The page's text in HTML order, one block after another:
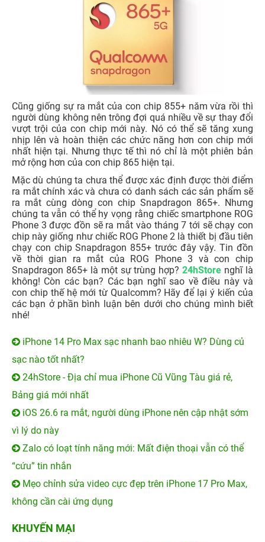
Cũng giống sự ra mắt của con chip 855+ năm vừa rồi thì
người dùng không nên trông đợi quá nhiều về sự thay đổi
vượt trội của con chip mới này. Nó có thể sẽ tăng xung
nhịp lên và hoàn thiện các chức năng hơn con chip mới
nhất hiện tại. Nhưng thực tế thì nó chỉ là một phiên bản
mở rộng hơn của con chip 865 hiện tại.
Mặc dù chúng ta chưa thể được xác định được thời điểm
ra mắt chính xác và chưa có danh sách các sản phẩm sẽ
ra mắt cùng dòng con chip Snapdragon 865+. Nhưng
chúng ta vẫn có thể hy vọng rằng chiếc smartphone ROG
Phone 3 được đồn sẽ ra mắt vào tháng 7 tới sẽ chạy con
chip này giống như chiếc ROG Phone 2 là thiết bị đầu tiên
chạy con chip Snapdragon 855+ trước đây vậy. Tin đồn
về thời gian ra mắt của ROG Phone 3 và con chip
Snapdragon 865+ là một sự trùng hợp?24hStore nghĩ là
không! Còn các bạn? Các bạn nghĩ sao về điều này và
con chip thế hệ mới từ Qualcomm? Hãy để lại ý kiến của
các bạn ở phần bình luận bên dưới cho chúng mình biết
nhé!
iPhone 14 Pro Max sạc nhanh bao nhiêu W? Dùng củ
sạc nào tốt nhất?
24hStore - Địa chỉ mua iPhone Cũ Vũng Tàu giá rẻ,
Bảng giá mới nhất
iOS 26.6 ra mắt, người dùng iPhone nên cập nhật sớm
vì lý do này
Zalo có loạt tính năng mới: Mất điện thoại vẫn có thể
“cứu” tin nhắn
Mẹo chỉnh sửa video cực đẹp trên iPhone 17 Pro Max,
không cần cài ứng dụng
KHUYẾN MẠI